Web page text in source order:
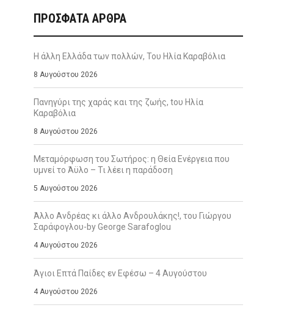
ΠΡΌΣΦΑΤΑ ΆΡΘΡΑ
Η άλλη Ελλάδα των πολλών, Του Ηλία Καραβόλια
8 Αυγούστου 2026
Πανηγύρι της χαράς και της ζωής, tου Ηλία
Καραβόλια
8 Αυγούστου 2026
Μεταμόρφωση του Σωτήρος: η Θεία Ενέργεια που
υμνεί το Άϋλο – Τι λέει η παράδοση
5 Αυγούστου 2026
Άλλο Ανδρέας κι άλλο Ανδρουλάκης!, του Γιώργου
Σαράφογλου-by George Sarafoglou
4 Αυγούστου 2026
Άγιοι Επτά Παίδες εν Εφέσω – 4 Αυγούστου
4 Αυγούστου 2026